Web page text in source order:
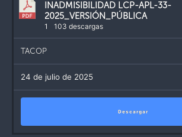
INADMISIBILIDAD LCP-APL-33-
2025_VERSIÓN_PÚBLICA
1 103 descargas
TACOP
24 de julio de 2025
Descargar